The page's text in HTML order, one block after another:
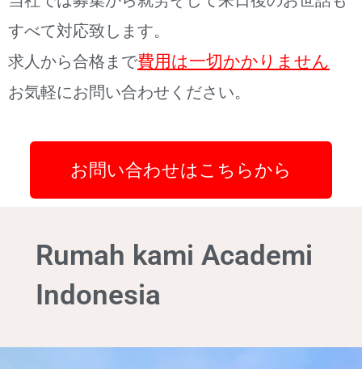
すべて対応致します。
求人から合格まで費用は一切かかりません
お気軽にお問い合わせください。
お問い合わせはこちらから
Rumah kami Academi
Indonesia